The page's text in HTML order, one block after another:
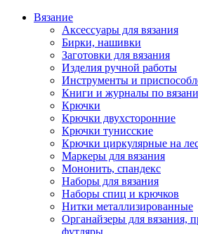
Вязание
Аксессуары для вязания
Бирки, нашивки
Заготовки для вязания
Изделия ручной работы
Инструменты и
Книги и журналы по
Крючки
Крючки двухсторонние
Крючки тунисские
Крючки циркулярные на
Маркеры для вязания
Мононить, спандекс
Наборы для вязания
Наборы спиц и крючков
Нитки металлизированные
Органайзеры для вязания,
футляры